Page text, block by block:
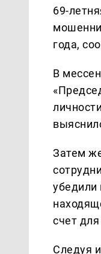
69-
года,
В
Затем
убедили
счет
Следуя